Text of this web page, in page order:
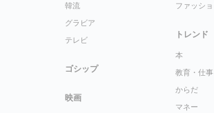
韓流
グラビア
テレビ
ゴシップ
映画
ファッショ
トレンド
本
教育・仕事
からだ
マネー